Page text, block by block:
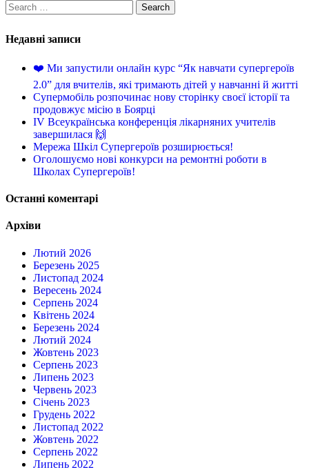
Недавні записи
❤️ Ми запустили онлайн курс “Як навчати супергероїв
2.0” для вчителів, які тримають дітей у навчанні й житті
Супермобіль розпочинає нову сторінку своєї історії та
продовжує місію в Боярці
IV Всеукраїнська конференція лікарняних учителів
завершилася 🙌
Мережа Шкіл Супергероїв розширюється!
Оголошуємо нові конкурси на ремонтні роботи в
Школах Супергероїв!
Останні коментарі
Архіви
Лютий 2026
Березень 2025
Листопад 2024
Вересень 2024
Серпень 2024
Квітень 2024
Березень 2024
Лютий 2024
Жовтень 2023
Серпень 2023
Липень 2023
Червень 2023
Січень 2023
Грудень 2022
Листопад 2022
Жовтень 2022
Серпень 2022
Липень 2022